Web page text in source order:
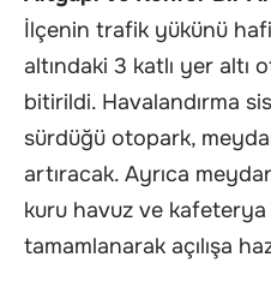
İlçenin trafik yükünü
altındaki 3 katlı yer altı
bitirildi. Havalandırma
sürdüğü otopark,
artıracak. Ayrıca
kuru havuz ve
tamamlanarak açılışa